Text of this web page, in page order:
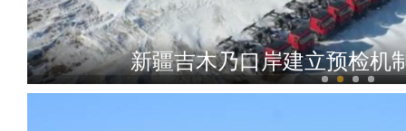
新疆吉木乃口岸建立预检机